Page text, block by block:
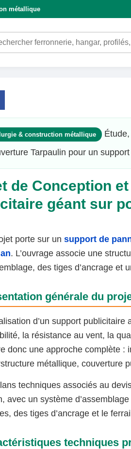
métallique
& construction métallique
Tarpaulin pour un
de Conception
géant sur
porte sur un support de
. L’ouvrage associe une
des tiges d’ancrage et
générale du
d’un support
la résistance au vent, la
donc une approche complète :
métallique, couverture
techniques associés au
avec un système
des tiges d’ancrage et le
techniques